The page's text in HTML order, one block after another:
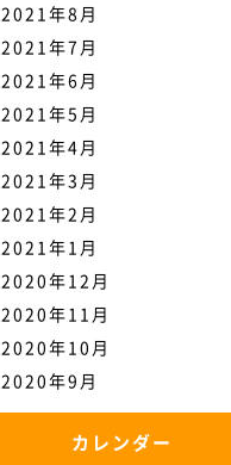
2021年8月
2021年7月
2021年6月
2021年5月
2021年4月
2021年3月
2021年2月
2021年1月
2020年12月
2020年11月
2020年10月
2020年9月
カレンダー